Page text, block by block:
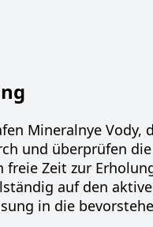
Mineralnye
und überprüfen
Zeit zur
auf den
in die